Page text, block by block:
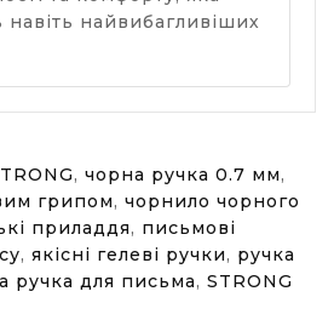
найвибагливіших
, чорна ручка 0.7 мм,
грипом, чорнило чорного
приладдя, письмові
, якісні гелеві ручки, ручка
ручка для письма, STRONG